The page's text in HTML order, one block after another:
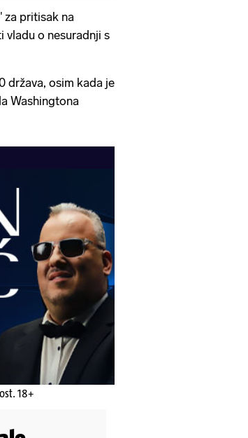
za pritisak na
vladu o nesuradnji s
država, osim kada je
Washingtona
18+